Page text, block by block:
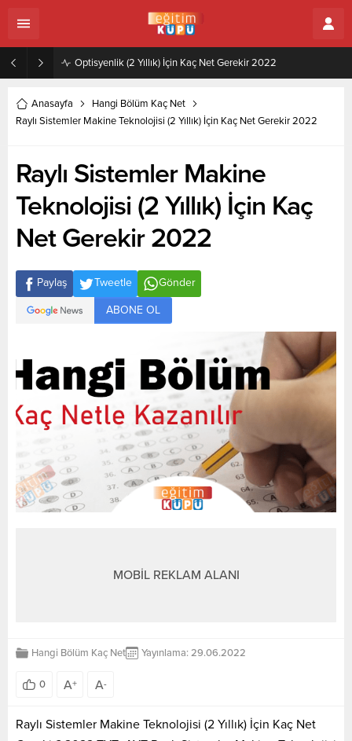
Anasayfa
Hangi Bölüm Kaç Net
Raylı Sistemler Makine Teknolojisi (2 Yıllık) İçin Kaç Net Gerekir 2022
Raylı Sistemler Makine
Teknolojisi (2 Yıllık) İçin Kaç
Net Gerekir 2022
Paylaş Tweetle Gönder
ABONE OL
MOBİL REKLAM ALANI
Hangi Bölüm Kaç Net Yayınlama: 29.06.2022
0 A+ A-
Raylı Sistemler Makine Teknolojisi (2 Yıllık) İçin Kaç Net